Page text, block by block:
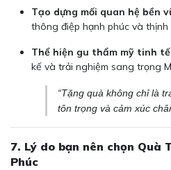
Tạo dựng mối quan hệ bền
thông điệp hạnh phúc và thịnh
Thể hiện gu thẩm mỹ tinh tế
kế và trải nghiệm sang trọng
“Tặng quà không chỉ là
tôn trọng và cảm xúc
7. Lý do bạn nên chọn Quà
Phúc